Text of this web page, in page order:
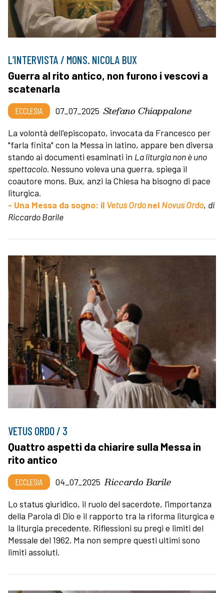
L’INTERVISTA / MONS. NICOLA BUX
Guerra al rito antico, non furono i vescovi a
scatenarla
ECCLESIA 07_07_2025 Stefano Chiappalone
La volontà dell'episcopato, invocata da Francesco per
"farla finita" con la Messa in latino, appare ben diversa
stando ai documenti esaminati in La liturgia non è uno
spettacolo. Nessuno voleva una guerra, spiega il
coautore mons. Bux, anzi la Chiesa ha bisogno di pace
liturgica.
- Una Messa da sogno: il Vetus Ordonel Novus Ordo, di
Riccardo Barile
VETUS ORDO / 3
Quattro aspetti da chiarire sulla Messa in
rito antico
ECCLESIA 04_07_2025 Riccardo Barile
Lo status giuridico, il ruolo del sacerdote, l’importanza
della Parola di Dio e il rapporto tra la riforma liturgica e
la liturgia precedente. Riflessioni su pregi e limiti del
Messale del 1962. Ma non sempre questi ultimi sono
limiti assoluti.